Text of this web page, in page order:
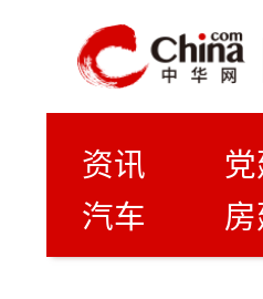
资讯
汽车